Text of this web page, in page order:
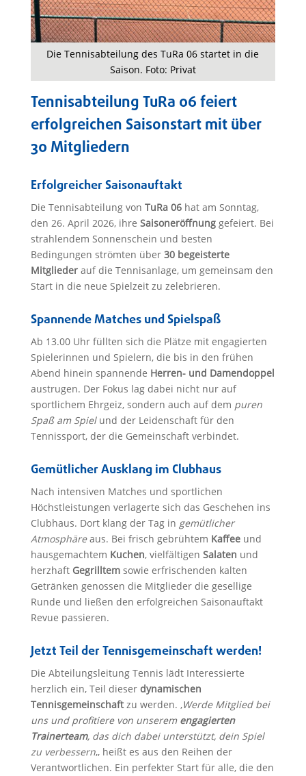
Die Tennisabteilung des TuRa 06 startet in die
Saison. Foto: Privat
Tennisabteilung TuRa 06 feiert
erfolgreichen Saisonstart mit über
30 Mitgliedern
Erfolgreicher Saisonauftakt
Die Tennisabteilung von TuRa 06hat am Sonntag,
den 26. April 2026, ihre Saisoneröffnunggefeiert. Bei
strahlendem Sonnenschein und besten
Bedingungen strömten über 30 begeisterte
Mitgliederauf die Tennisanlage, um gemeinsam den
Start in die neue Spielzeit zu zelebrieren.
Spannende Matches und Spielspaß
Ab 13.00 Uhr füllten sich die Plätze mit engagierten
Spielerinnen und Spielern, die bis in den frühen
Abend hinein spannende Herren- und Damendoppel
austrugen. Der Fokus lag dabei nicht nur auf
sportlichem Ehrgeiz, sondern auch auf dem puren
Spaß am Spielund der Leidenschaft für den
Tennissport, der die Gemeinschaft verbindet.
Gemütlicher Ausklang im Clubhaus
Nach intensiven Matches und sportlichen
Höchstleistungen verlagerte sich das Geschehen ins
Clubhaus. Dort klang der Tag in gemütlicher
Atmosphäreaus. Bei frisch gebrühtem Kaffeeund
hausgemachtem Kuchen, vielfältigen Salaten und
herzhaft Gegrilltemsowie erfrischenden kalten
Getränken genossen die Mitglieder die gesellige
Runde und ließen den erfolgreichen Saisonauftakt
Revue passieren.
Jetzt Teil der Tennisgemeinschaft werden!
Die Abteilungsleitung Tennis lädt Interessierte
herzlich ein, Teil dieser dynamischen
Tennisgemeinschaftzu werden. ‚Werde Mitglied bei
uns und profitiere von unserem engagierten
Trainerteam, das dich dabei unterstützt, dein Spiel
zu verbessern‚, heißt es aus den Reihen der
Verantwortlichen. Ein perfekter Start für alle, die den